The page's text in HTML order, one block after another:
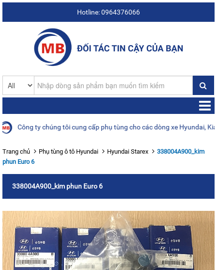
Hotline: 0964376066
Công ty chúng tôi cung cấp phụ tùng cho các dòng xe Hyundai, Kia,
Trang chủ Phụ tùng ô tô Hyundai Hyundai Starex
338004A900_kim
phun Euro 6
338004A900_kim phun Euro 6